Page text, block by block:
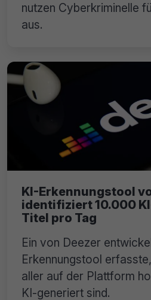
nutzen Cyberkriminelle
aus.
KI-Erkennungstool
identifiziert 10.000
Titel pro Tag
Ein von Deezer
Erkennungstool
aller auf der Plattform
KI-generiert sind.